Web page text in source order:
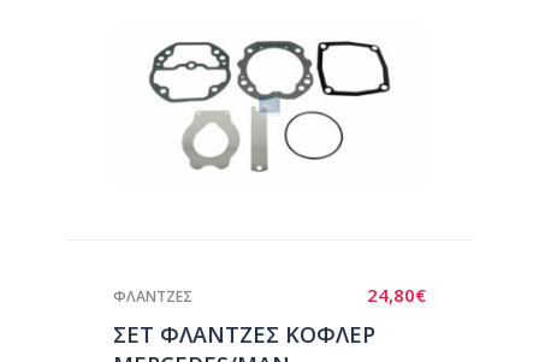
24,80€
ΦΛΑΝΤΖΕΣ
ΣΕΤ ΦΛΑΝΤΖΕΣ ΚΟΦΛΕΡ